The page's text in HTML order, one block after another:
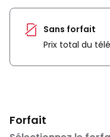
Sans forfait
Prix total du
Forfait